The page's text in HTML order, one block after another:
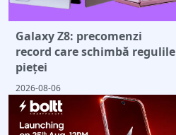
Galaxy Z8: precomenzi
record care schimbă regulile
pieței
2026-08-06